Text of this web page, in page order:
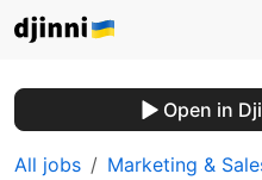
Open in
All jobs Marketing &